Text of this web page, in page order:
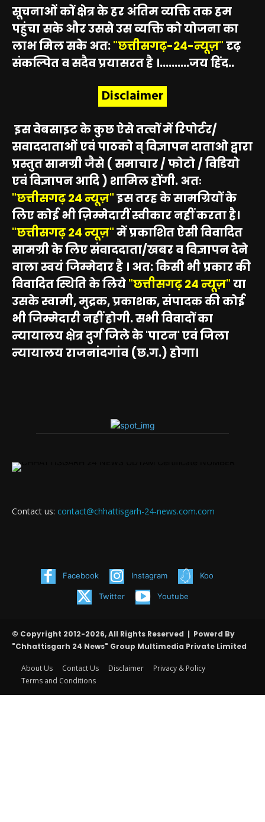
सूचनाओं कों क्षेत्र के हर अंतिम व्यक्ति तक हम
पहुंचा सके और उससे उस व्यक्ति को योजना का
लाभ मिल सके अत:"छत्तीसगढ़-24-न्यूज़"दृढ़
संकल्पित व सदैव प्रयासरत है ।..........जय हिंद..
Disclaimer
इस वेबसाइट के कुछ ऐसे तत्वों में रिपोर्टर/
सवाददाताओं एवं पाठको व् विज्ञापन दाताओ द्वारा
प्रस्तुत सामग्री जैसे ( समाचार / फोटो / विडियो
एवं विज्ञापन आदि ) शामिल होंगी. अतः
"छत्तीसगढ़ 24 न्यूज़"इस तरह के सामग्रियों के
लिए कोई भी ज़िम्मेदारीं स्वीकार नहीं करता है।
"छत्तीसगढ़ 24 न्यूज़"में प्रकाशित ऐसी विवादित
सामग्री के लिए संवाददाता/खबर व विज्ञापन देने
वाला स्वयं जिम्मेदार है । अत: किसी भी प्रकार की
विवादित स्थिति के लिये"छत्तीसगढ़ 24 न्यूज़"या
उसके स्वामी, मुद्रक, प्रकाशक, संपादक की कोई
भी जिम्मेदारी नहीं होगी. सभी विवादों का
न्यायालय क्षेत्र दुर्ग जिले के 'पाटन' एवं जिला
न्यायालय राजनांदगांव (छ.ग.) होगा।
Contact us: contact@chhattisgarh-24-news.com.com
Facebook Instagram Koo
Twitter Youtube
© Copyright 2012-2026, All Rights Reserved | Powerd By
"Chhattisgarh 24 News" Group Multimedia Private Limited
About Us Contact Us Disclaimer
Privacy & Policy
Terms and Conditions